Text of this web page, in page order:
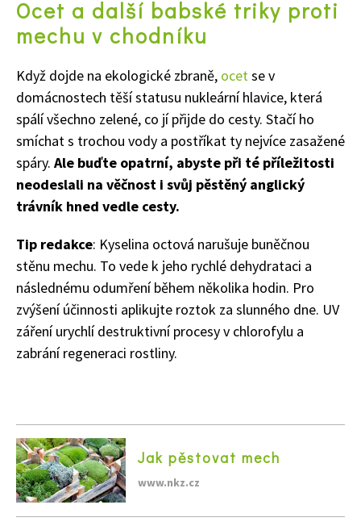
Ocet a další babské triky proti
mechu v chodníku
Když dojde na ekologické zbraně, ocetse v
domácnostech těší statusu nukleární hlavice, která
spálí všechno zelené, co jí přijde do cesty. Stačí ho
smíchat s trochou vody a postříkat ty nejvíce zasažené
spáry. Ale buďte opatrní, abyste při té příležitosti
neodeslali na věčnost i svůj pěstěný anglický
trávník hned vedle cesty.
Tip redakce: Kyselina octová narušuje buněčnou
stěnu mechu. To vede k jeho rychlé dehydrataci a
následnému odumření během několika hodin. Pro
zvýšení účinnosti aplikujte roztok za slunného dne. UV
záření urychlí destruktivní procesy v chlorofylu a
zabrání regeneraci rostliny.
Jak pěstovat mech
www.nkz.cz